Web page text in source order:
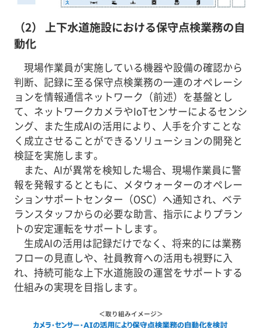
（2） 上下水道施設における保守点検業務の自
動化
現場作業員が実施している機器や設備の確認から
判断、記録に至る保守点検業務の一連のオペレーシ
ョンを情報通信ネットワーク（前述）を基盤とし
て、ネットワークカメラやIoTセンサーによるセンシ
ング、また生成AIの活用により、人手を介すことな
く成立させることができるソリューションの開発と
検証を実施します。
また、AIが異常を検知した場合、現場作業員に警
報を発報するとともに、メタウォーターのオペレー
ションサポートセンター（OSC）へ通知され、ベテ
ランスタッフからの必要な助言、指示によりプラン
トの安定運転をサポートします。
生成AIの活用は記録だけでなく、将来的には業務
フローの見直しや、社員教育への活用も視野に入
れ、持続可能な上下水道施設の運営をサポートする
仕組みの実現を目指します。
＜取り組みイメージ＞